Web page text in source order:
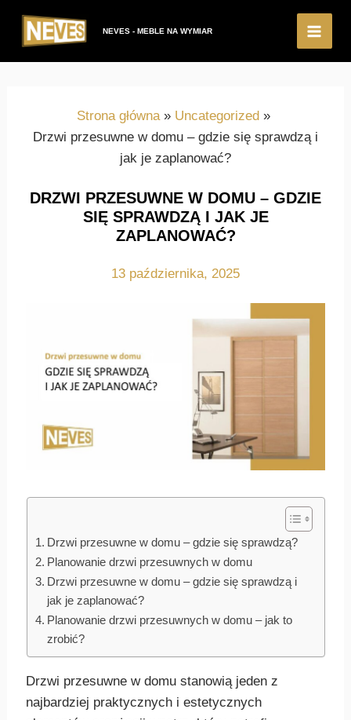
treści
NEVES - MEBLE NA WYMIAR
Main
Strona główna
Uncategorized
Drzwi przesuwne w domu – gdzie się sprawdzą i
jak je zaplanować?
DRZWI PRZESUWNE W DOMU – GDZIE
SIĘ SPRAWDZĄ I JAK JE
ZAPLANOWAĆ?
13 października, 2025
Drzwi przesuwne w domu – gdzie się sprawdzą?
Planowanie drzwi przesuwnych w domu
Drzwi przesuwne w domu – gdzie się sprawdzą i
jak je zaplanować?
Planowanie drzwi przesuwnych w domu – jak to
zrobić?
Drzwi przesuwne w domu stanowią jeden z
najbardziej praktycznych i estetycznych